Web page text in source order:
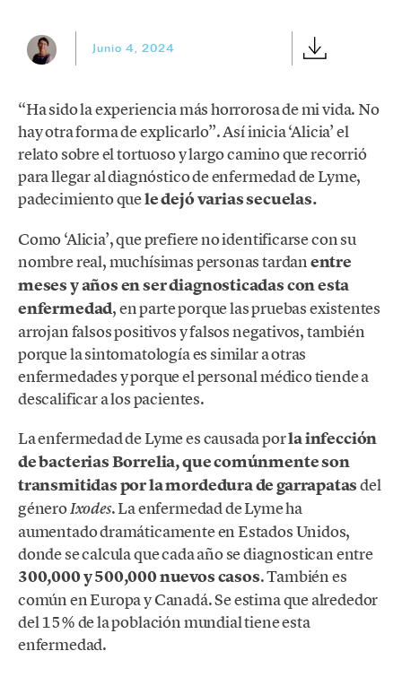
Junio 4, 2024
“Ha sido la experiencia más horrorosa de mi vida. No
hay otra forma de explicarlo”. Así inicia ‘Alicia’ el
relato sobre el tortuoso y largo camino que recorrió
para llegar al diagnóstico de enfermedad de Lyme,
padecimiento quele dejó varias secuelas.
Como ‘Alicia’, que prefiere no identificarse con su
nombre real, muchísimas personas tardanentre
meses y años en ser diagnosticadas con esta
enfermedad, en parte porque las pruebas existentes
arrojan falsos positivos y falsos negativos, también
porque la sintomatología es similar a otras
enfermedades y porque el personal médico tiende a
descalificar a los pacientes.
La enfermedad de Lyme es causada porla infección
de bacterias Borrelia, que comúnmente son
transmitidas por la mordedura de garrapatasdel
géneroIxodes. La enfermedad de Lyme ha
aumentado dramáticamente en Estados Unidos,
donde se calcula que cada año se diagnostican entre
300,000 y 500,000 nuevos casos. También es
común en Europa y Canadá. Se estima que alrededor
del 15% de la población mundial tiene esta
enfermedad.